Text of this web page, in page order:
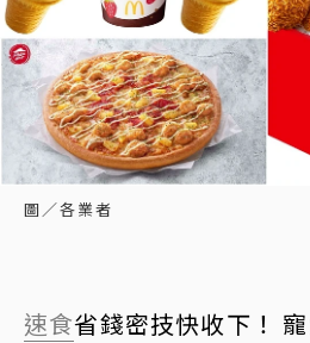
圖／各業者
速食省錢密技快收下！